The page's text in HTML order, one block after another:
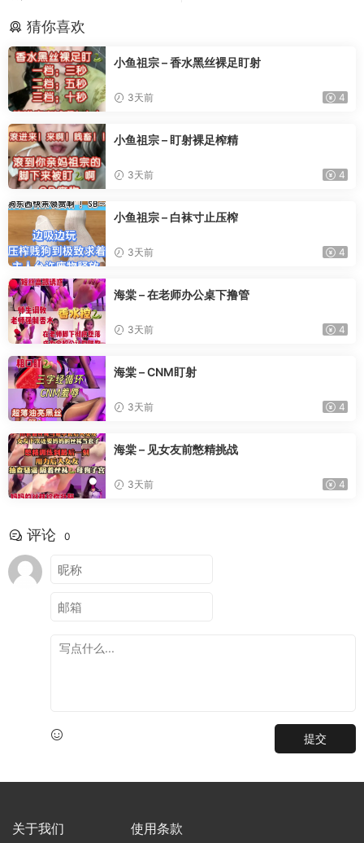
猜你喜欢
小鱼祖宗 – 香水黑丝裸足盯射
3天前 4
小鱼祖宗 – 盯射裸足榨精
3天前 4
小鱼祖宗 – 白袜寸止压榨
3天前 4
海棠 – 在老师办公桌下撸管
3天前 4
海棠 – CNM盯射
3天前 4
海棠 – 见女友前憋精挑战
3天前 4
评论 0
提交
关于我们 使用条款